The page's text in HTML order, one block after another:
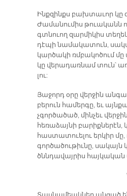
Ինք­զինքս բախ­տա­ւոր կը
Ժա­մա­նու­միս թուա­կանն
գտնուող զար­մի­կիս
դէ­պի նա­մա­կա­տուն,
կար­ծա­կի ռմբա­կո­ծում մը
կը վե­րա­դառ­նամ տուն՝
լու:
Յա­ջորդ օ­րը վեր­ջին
բե­րուն հա­մեր­գը, եւ
չգոր­ծա­ծած, մին­չեւ
հե­ռա­ձայ­նի բա­րիք­նե­րէն,
հաս­տա­տուե­լու եր­կիր մը,
գոր­ծա­ծու­թիւ­նը,
ծննդա­վայ­րիս հայ­կա­կան